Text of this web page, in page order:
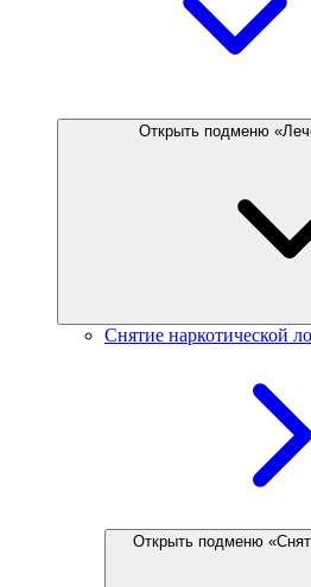
Открыть подменю
Снятие наркотической
Открыть подменю